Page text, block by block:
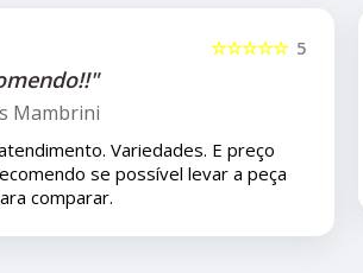
5
☆☆☆☆☆
Brito
vendedores super atenciosos
e preços muito bons!